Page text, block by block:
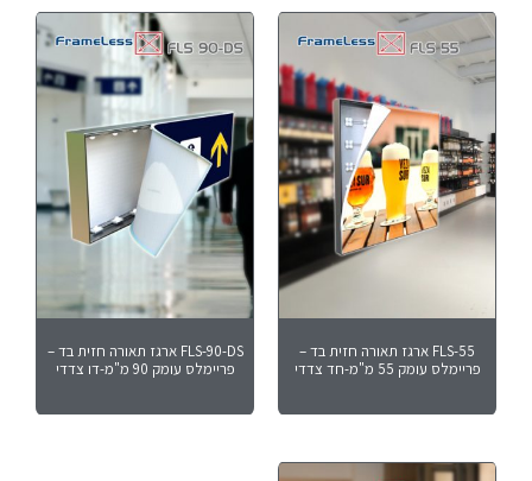
FLS-55 ארגז תאורה חזית בד –
פריימלס עומק 55 מ"מ-חד צדדי
FLS-90-DS ארגז תאורה חזית בד –
פריימלס עומק 90 מ"מ-דו צדדי